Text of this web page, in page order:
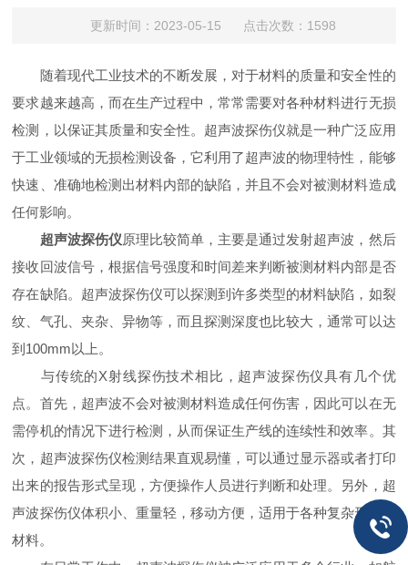
更新时间：2023-05-15 点击次数：1598
随着现代工业技术的不断发展，对于材料的质量和安全性的
要求越来越高，而在生产过程中，常常需要对各种材料进行无损
检测，以保证其质量和安全性。超声波探伤仪就是一种广泛应用
于工业领域的无损检测设备，它利用了超声波的物理特性，能够
快速、准确地检测出材料内部的缺陷，并且不会对被测材料造成
任何影响。
超声波探伤仪原理比较简单，主要是通过发射超声波，然后
接收回波信号，根据信号强度和时间差来判断被测材料内部是否
存在缺陷。超声波探伤仪可以探测到许多类型的材料缺陷，如裂
纹、气孔、夹杂、异物等，而且探测深度也比较大，通常可以达
到100mm以上。
与传统的X射线探伤技术相比，超声波探伤仪具有几个优
点。首先，超声波不会对被测材料造成任何伤害，因此可以在无
需停机的情况下进行检测，从而保证生产线的连续性和效率。其
次，超声波探伤仪检测结果直观易懂，可以通过显示器或者打印
出来的报告形式呈现，方便操作人员进行判断和处理。另外，超
声波探伤仪体积小、重量轻，移动方便，适用于各种复杂形状的
材料。